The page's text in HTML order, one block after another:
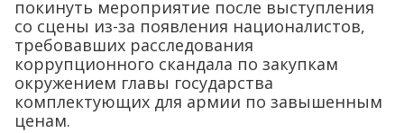
покинуть мероприятие после выступления
со сцены из-за появления националистов,
требовавших расследования
коррупционного скандала по закупкам
окружением главы государства
комплектующих для армии по завышенным
ценам.